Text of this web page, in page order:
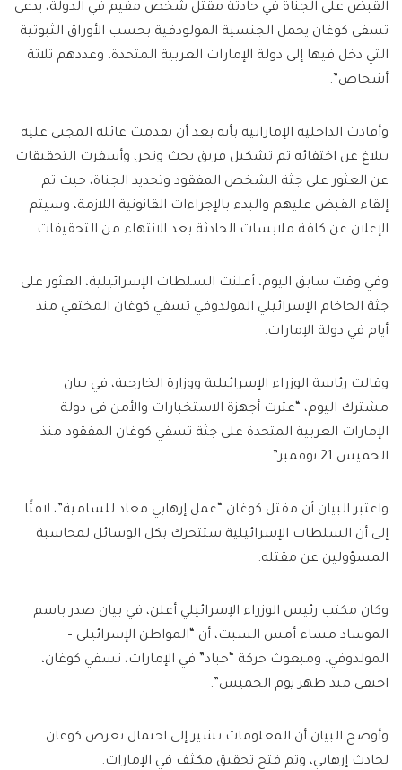
القبض على الجناة في حادثة مقتل شخص مقيم في الدولة، يدعى
تسفي كوغان يحمل الجنسية المولودفية بحسب الأوراق الثبوتية
التي دخل فيها إلى دولة الإمارات العربية المتحدة، وعددهم ثلاثة
أشخاص”.
وأفادت الداخلية الإماراتية بأنه بعد أن تقدمت عائلة المجنى عليه
ببلاغ عن اختفائه تم تشكيل فريق بحث وتحر، وأسفرت التحقيقات
عن العثور على جثة الشخص المفقود وتحديد الجناة، حيث تم
إلقاء القبض عليهم والبدء بالإجراءات القانونية اللازمة، وسيتم
الإعلان عن كافة ملابسات الحادثة بعد الانتهاء من التحقيقات.
وفي وقت سابق اليوم، أعلنت السلطات الإسرائيلية، العثور على
جثة الحاخام الإسرائيلي المولدوفي تسفي كوغان المختفي منذ
أيام في دولة الإمارات.
وقالت رئاسة الوزراء الإسرائيلية ووزارة الخارجية، في بيان
مشترك اليوم، “عثرت أجهزة الاستخبارات والأمن في دولة
الإمارات العربية المتحدة على جثة تسفي كوغان المفقود منذ
الخميس 21 نوفمبر”.
واعتبر البيان أن مقتل كوغان “عمل إرهابي معاد للسامية”، لافتًا
إلى أن السلطات الإسرائيلية ستتحرك بكل الوسائل لمحاسبة
المسؤولين عن مقتله.
وكان مكتب رئيس الوزراء الإسرائيلي أعلن، في بيان صدر باسم
الموساد مساء أمس السبت، أن “المواطن الإسرائيلي –
المولدوفي، ومبعوث حركة “حباد” في الإمارات، تسفي كوغان،
اختفى منذ ظهر يوم الخميس”.
وأوضح البيان أن المعلومات تشير إلى احتمال تعرض كوغان
لحادث إرهابي، وتم فتح تحقيق مكثف في الإمارات.